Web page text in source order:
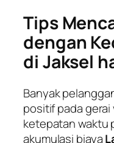
Tips
dengan
di Jaksel
Banyak
positif pada
ketepatan waktu
akumulasi biaya